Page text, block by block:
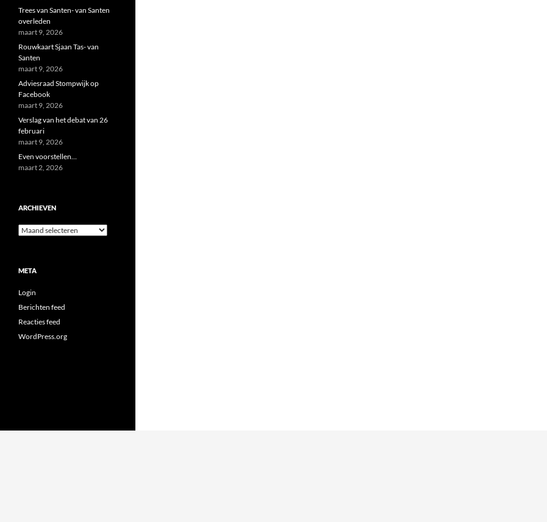
Trees van Santen- van Santen
overleden
maart 9, 2026
Rouwkaart Sjaan Tas- van
Santen
maart 9, 2026
Adviesraad Stompwijk op
Facebook
maart 9, 2026
Verslag van het debat van 26
februari
maart 9, 2026
Even voorstellen…
maart 2, 2026
ARCHIEVEN
Archieven
META
Login
Berichten feed
Reacties feed
WordPress.org